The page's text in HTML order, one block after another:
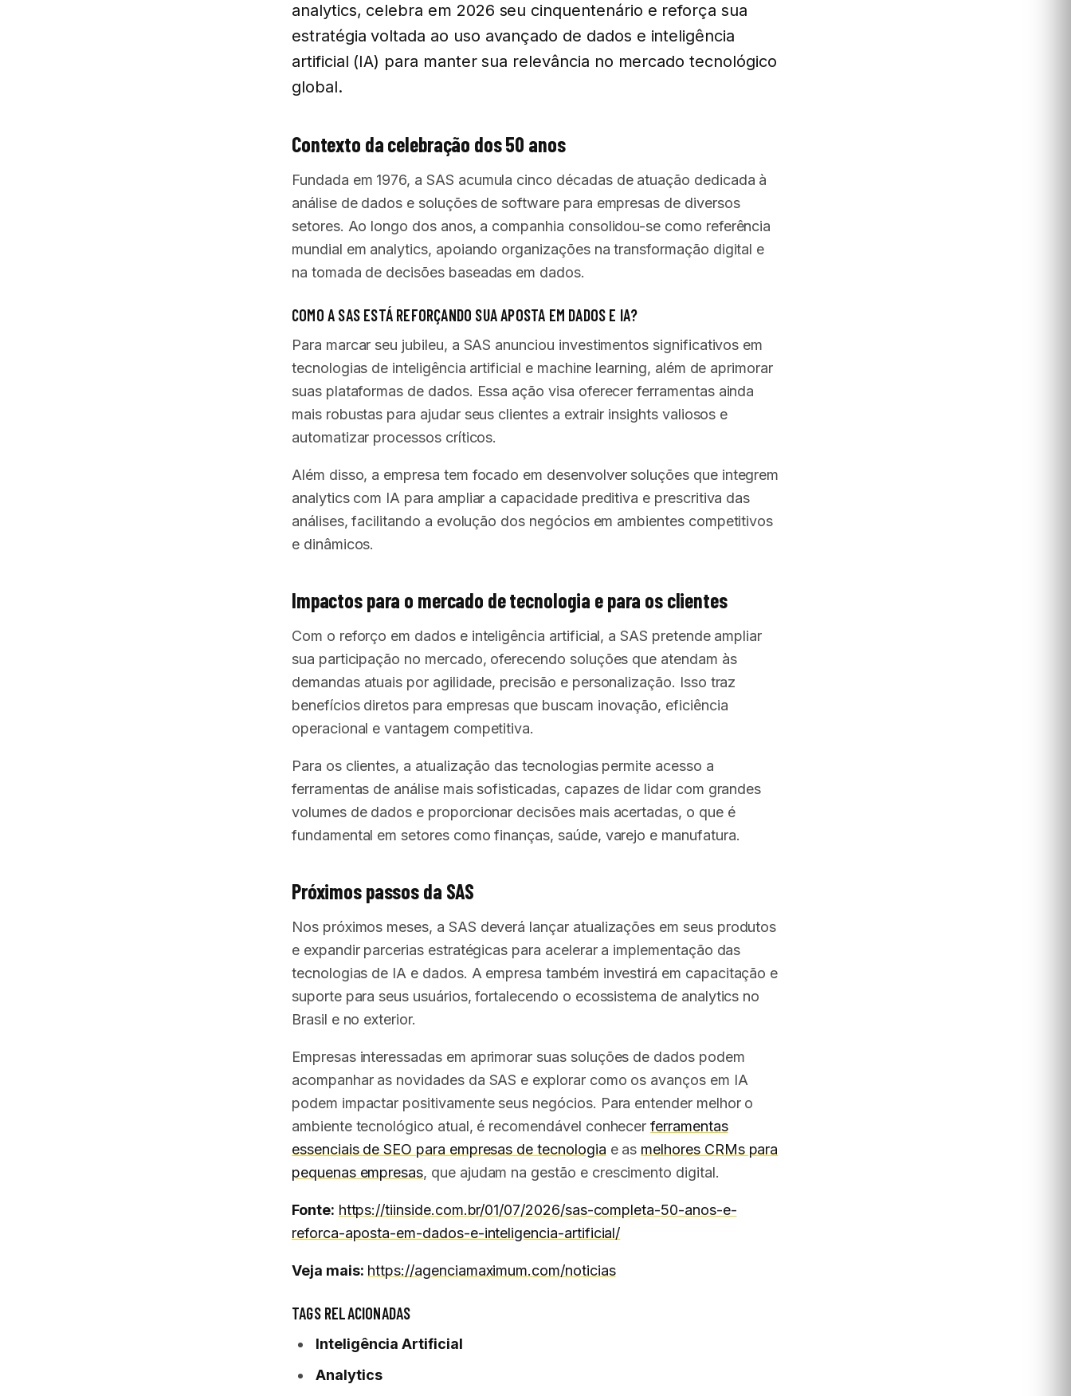
analytics, celebra em 2026 seu cinquentenário e reforça sua
estratégia voltada ao uso avançado de dados e inteligência
artificial (IA) para manter sua relevância no mercado tecnológico
global.
Contexto da celebração dos 50 anos
Fundada em 1976, a SAS acumula cinco décadas de atuação dedicada à
análise de dados e soluções de software para empresas de diversos
setores. Ao longo dos anos, a companhia consolidou-se como referência
mundial em analytics, apoiando organizações na transformação digital e
na tomada de decisões baseadas em dados.
COMO A SAS ESTÁ REFORÇANDO SUA APOSTA EM DADOS E IA?
Para marcar seu jubileu, a SAS anunciou investimentos significativos em
tecnologias de inteligência artificial e machine learning, além de aprimorar
suas plataformas de dados. Essa ação visa oferecer ferramentas ainda
mais robustas para ajudar seus clientes a extrair insights valiosos e
automatizar processos críticos.
Além disso, a empresa tem focado em desenvolver soluções que integrem
analytics com IA para ampliar a capacidade preditiva e prescritiva das
análises, facilitando a evolução dos negócios em ambientes competitivos
e dinâmicos.
Impactos para o mercado de tecnologia e para os clientes
Com o reforço em dados e inteligência artificial, a SAS pretende ampliar
sua participação no mercado, oferecendo soluções que atendam às
demandas atuais por agilidade, precisão e personalização. Isso traz
benefícios diretos para empresas que buscam inovação, eficiência
operacional e vantagem competitiva.
Para os clientes, a atualização das tecnologias permite acesso a
ferramentas de análise mais sofisticadas, capazes de lidar com grandes
volumes de dados e proporcionar decisões mais acertadas, o que é
fundamental em setores como finanças, saúde, varejo e manufatura.
Próximos passos da SAS
Nos próximos meses, a SAS deverá lançar atualizações em seus produtos
e expandir parcerias estratégicas para acelerar a implementação das
tecnologias de IA e dados. A empresa também investirá em capacitação e
suporte para seus usuários, fortalecendo o ecossistema de analytics no
Brasil e no exterior.
Empresas interessadas em aprimorar suas soluções de dados podem
acompanhar as novidades da SAS e explorar como os avanços em IA
podem impactar positivamente seus negócios. Para entender melhor o
ambiente tecnológico atual, é recomendável conhecerferramentas
essenciais de SEO para empresas de tecnologia e as melhores CRMs para
pequenas empresas, que ajudam na gestão e crescimento digital.
Fonte: https://tiinside.com.br/01/07/2026/sas-completa-50-anos-e-
reforca-aposta-em-dados-e-inteligencia-artificial/
Veja mais: https://agenciamaximum.com/noticias
TAGS RELACIONADAS
Inteligência Artificial
Analytics